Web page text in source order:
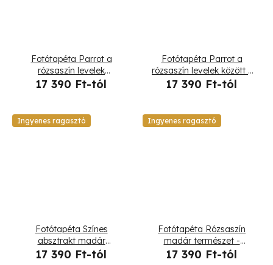
Fotótapéta Parrot a
rózsaszín levelek
hátterében - Andrea
17 390 Ft-tól
Fotótapéta Parrot a
rózsaszín levelek között -
Andrea Haase
17 390 Ft-tól
Ingyenes ragasztó
Fotótapéta Színes
absztrakt madár
természet - Andrea
17 390 Ft-tól
Ingyenes ragasztó
Fotótapéta Rózsaszín
madár természet -
Andrea Haase
17 390 Ft-tól